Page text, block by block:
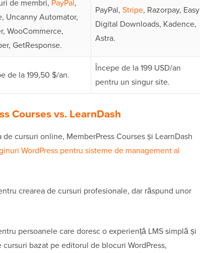
de membri, PayPal,
Uncanny Automator,
WooCommerce,
GetResponse.
PayPal, Stripe, Razorpay, Easy
Digital Downloads, Kadence,
Astra.
de la 199,50 $/an.
Începe de la 199 USD/an
pentru un singur site.
Courses vs. LearnDash
cursuri online, MemberPress Courses și LearnDash
WordPress pentru sisteme de management al
crearea de cursuri profesionale, dar răspund unor
persoanele care doresc o experiență LMS simplă și
bazat pe editorul de blocuri WordPress,